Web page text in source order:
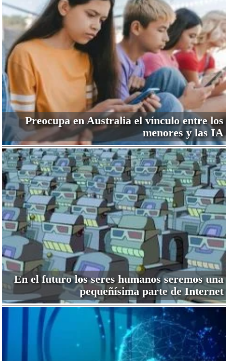
Preocupa en Australia el vínculo entre los
menores y las IA
En el futuro los seres humanos seremos una
pequeñísima parte de Internet